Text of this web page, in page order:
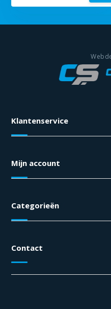
Klantenservice
Mijn account
Categorieën
Contact